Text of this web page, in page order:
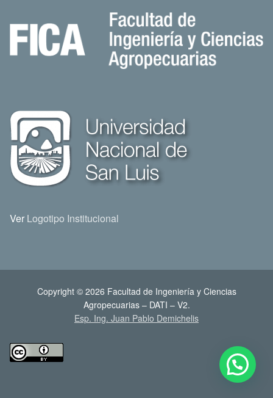
Ver Logotipo Institucional
Copyright © 2026 Facultad de Ingeniería y Ciencias
Agropecuarias – DATI – V2.
Esp. Ing. Juan Pablo Demichelis